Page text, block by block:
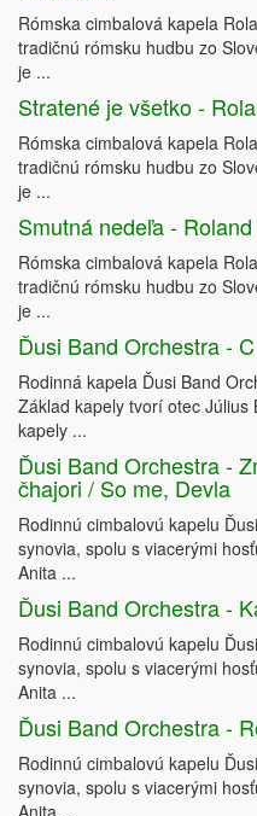
Rómska cimbalová kapela
tradičnú rómsku hudbu zo
je ...
Stratené je všetko -
Rómska cimbalová kapela
tradičnú rómsku hudbu zo
je ...
Smutná nedeľa -
Rómska cimbalová kapela
tradičnú rómsku hudbu zo
je ...
Ďusi Band Orchestra -
Rodinná kapela Ďusi Band
Základ kapely tvorí otec Július
kapely ...
Ďusi Band Orchestra -
čhajori / So me, Devla
Rodinnú cimbalovú kapelu
synovia, spolu s viacerými
Anita ...
Ďusi Band Orchestra -
Rodinnú cimbalovú kapelu
synovia, spolu s viacerými
Anita ...
Ďusi Band Orchestra -
Rodinnú cimbalovú kapelu
synovia, spolu s viacerými